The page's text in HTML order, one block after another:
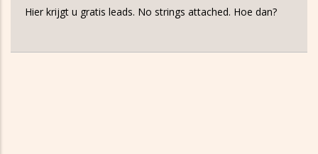
Hier krijgt u gratis leads. No strings attached. Hoe dan?